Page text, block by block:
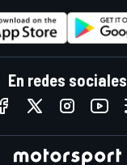
En redes sociales